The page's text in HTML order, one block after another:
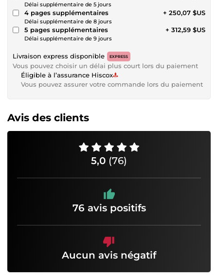
Délai supplémentaire de 5 jours
4 pages supplémentaires
Délai supplémentaire de 8 jours
+ 250,07 $US
5 pages supplémentaires
Délai supplémentaire de 9 jours
+ 312,59 $US
Livraison express disponible EXPRESS
Vous pouvez choisir un délai plus court lors du paiement
Éligible à l’assurance Hiscox
Vous pouvez assurer votre commande lors du paiement
Avis des clients
5,0 (76)
76 avis positifs
Aucun avis négatif